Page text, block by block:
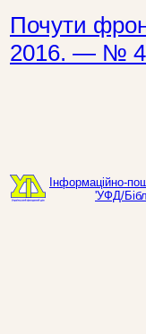
Почути
2016. — №
Інформаційно-
'УФД/